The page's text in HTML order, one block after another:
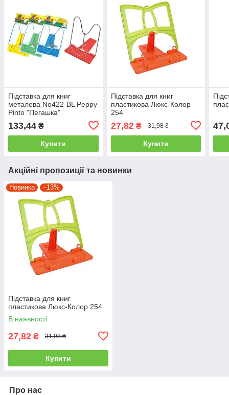
Підставка для книг
металева No422-BL Peppy
Pinto "Пегашка"
133,44 ₴
Купити
Підставка для книг
пластикова Люкс-Колор
254
27,82₴ 31,98 ₴
Купити
Акційні пропозиції та новинки
Новинка –13%
Підставка для книг
пластикова Люкс-Колор 254
В наявності
27,82 ₴ 31,98 ₴
Купити
Про нас